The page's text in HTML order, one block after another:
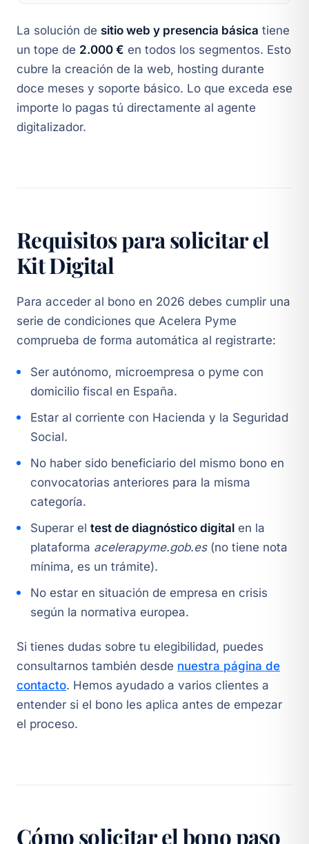
La solución de sitio web y presencia básica tiene
un tope de 2.000 € en todos los segmentos. Esto
cubre la creación de la web, hosting durante
doce meses y soporte básico. Lo que exceda ese
importe lo pagas tú directamente al agente
digitalizador.
Requisitos para solicitar el
Kit Digital
Para acceder al bono en 2026 debes cumplir una
serie de condiciones que Acelera Pyme
comprueba de forma automática al registrarte:
Ser autónomo, microempresa o pyme con
domicilio fiscal en España.
Estar al corriente con Hacienda y la Seguridad
Social.
No haber sido beneficiario del mismo bono en
convocatorias anteriores para la misma
categoría.
Superar el test de diagnóstico digital en la
plataforma acelerapyme.gob.es(no tiene nota
mínima, es un trámite).
No estar en situación de empresa en crisis
según la normativa europea.
Si tienes dudas sobre tu elegibilidad, puedes
consultarnos también desde nuestra página de
contacto. Hemos ayudado a varios clientes a
entender si el bono les aplica antes de empezar
el proceso.
Cómo solicitar el bono paso